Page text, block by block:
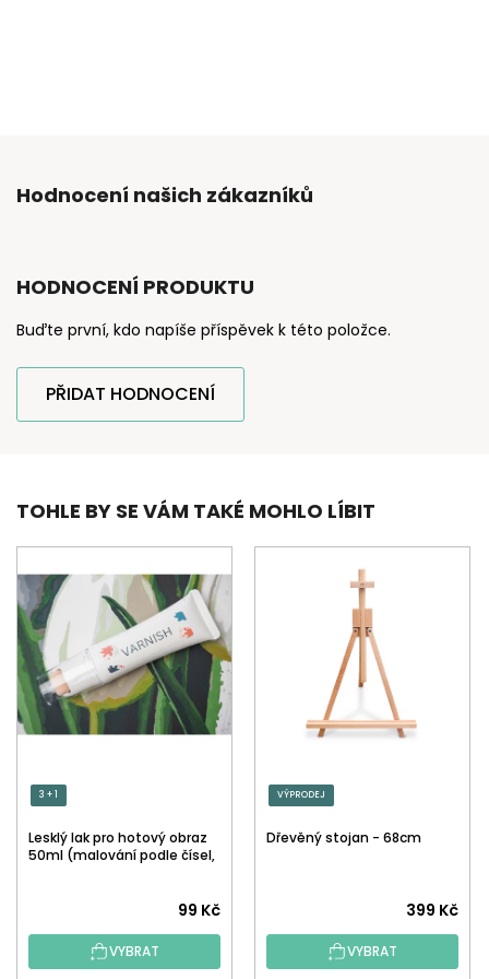
Hodnocení našich zákazníků
HODNOCENÍ PRODUKTU
Buďte první, kdo napíše příspěvek k této položce.
PŘIDAT HODNOCENÍ
TOHLE BY SE VÁM TAKÉ MOHLO LÍBIT
3 + 1
Lesklý lak pro hotový obraz
50ml (malování podle čísel,
hodnocení
produktu
99 Kč
VYBRAT
VÝPRODEJ
Dřevěný stojan - 68cm
399 Kč
VYBRAT